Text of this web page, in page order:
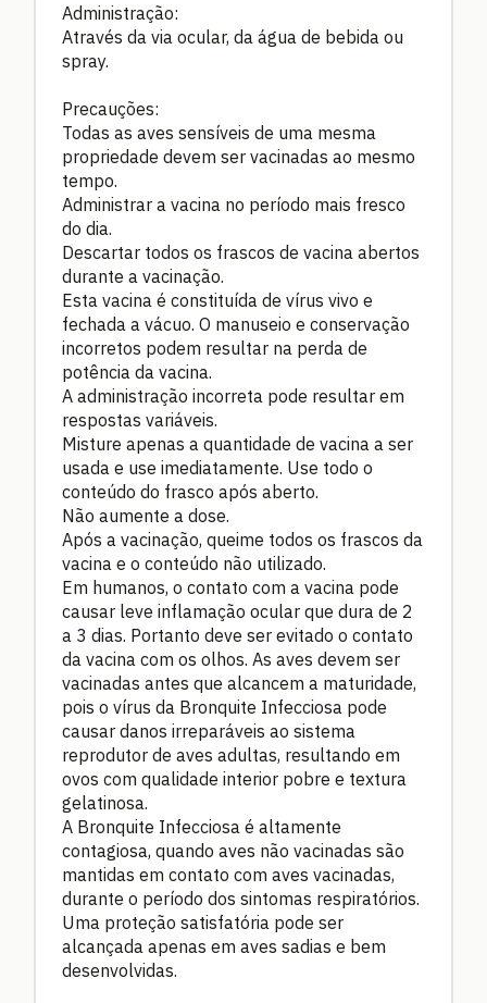
Administração:
Através da via ocular, da água de bebida ou
spray.
Precauções:
Todas as aves sensíveis de uma mesma
propriedade devem ser vacinadas ao mesmo
tempo.
Administrar a vacina no período mais fresco
do dia.
Descartar todos os frascos de vacina abertos
durante a vacinação.
Esta vacina é constituída de vírus vivo e
fechada a vácuo. O manuseio e conservação
incorretos podem resultar na perda de
potência da vacina.
A administração incorreta pode resultar em
respostas variáveis.
Misture apenas a quantidade de vacina a ser
usada e use imediatamente. Use todo o
conteúdo do frasco após aberto.
Não aumente a dose.
Após a vacinação, queime todos os frascos da
vacina e o conteúdo não utilizado.
Em humanos, o contato com a vacina pode
causar leve inflamação ocular que dura de 2
a 3 dias. Portanto deve ser evitado o contato
da vacina com os olhos. As aves devem ser
vacinadas antes que alcancem a maturidade,
pois o vírus da Bronquite Infecciosa pode
causar danos irreparáveis ao sistema
reprodutor de aves adultas, resultando em
ovos com qualidade interior pobre e textura
gelatinosa.
A Bronquite Infecciosa é altamente
contagiosa, quando aves não vacinadas são
mantidas em contato com aves vacinadas,
durante o período dos sintomas respiratórios.
Uma proteção satisfatória pode ser
alcançada apenas em aves sadias e bem
desenvolvidas.